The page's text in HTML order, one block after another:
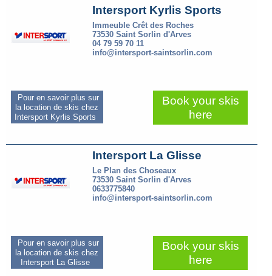
Intersport Kyrlis Sports
Immeuble Crêt des Roches
73530 Saint Sorlin d'Arves
04 79 59 70 11
info@intersport-saintsorlin.com
Pour en savoir plus sur
la location de skis chez
Intersport Kyrlis Sports
Book your skis
here
Intersport La Glisse
Le Plan des Choseaux
73530 Saint Sorlin d'Arves
0633775840
info@intersport-saintsorlin.com
Pour en savoir plus sur
la location de skis chez
Intersport La Glisse
Book your skis
here